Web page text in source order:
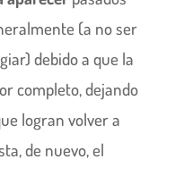
(a no ser
debido a que la
completo, dejando
logran volver a
de nuevo, el